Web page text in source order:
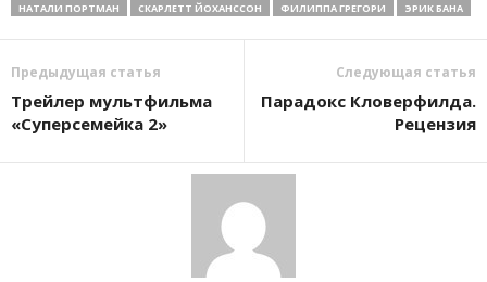
НАТАЛИ ПОРТМАН
СКАРЛЕТТ ЙОХАНССОН ФИЛИППА ГРЕГОРИ ЭРИК БАНА
Предыдущая статья
Трейлер мультфильма
«Суперсемейка 2»
Следующая статья
Парадокс Кловерфилда.
Рецензия